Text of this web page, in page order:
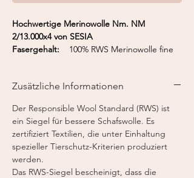
Hochwertige Merinowolle Nm. NM
2/13.000x4 von SESIA
Fasergehalt:
100% RWS Merinowolle fine
Lauflänge:ca. 81 m / 50 g
Zusätzliche Informationen
Der Responsible Wool Standard (RWS) ist
ein Siegel für bessere Schafswolle. Es
zertifiziert Textilien, die unter Einhaltung
spezieller Tierschutz-Kriterien produziert
werden.
Das RWS-Siegel bescheinigt, dass die